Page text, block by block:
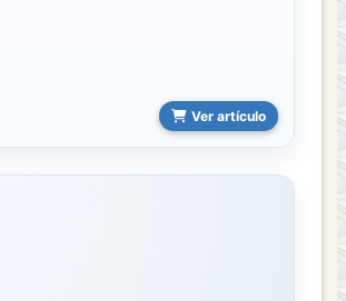
Ver artículo